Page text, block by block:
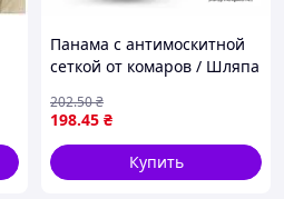
Панама с антимоскитной
сеткой от комаров / Шляпа
для охоты рыбалки
садоводства Серая
198.45 ₴
202.50₴
Купить